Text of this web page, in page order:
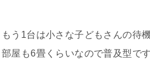
もう1台は小さな子どもさんの待
部屋も6畳くらいなので普及型です